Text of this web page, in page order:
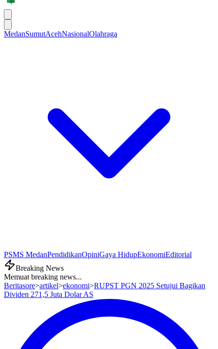
MedanSumutAcehNasionalOlahraga
PSMS MedanPendidikanOpiniGaya HidupEkonomiEditorial
Breaking News
Memuat breaking news...
Beritasore>artikel>ekonomi>RUPST PGN 2025 Setujui Bagikan
Dividen 271,5 Juta Dolar AS